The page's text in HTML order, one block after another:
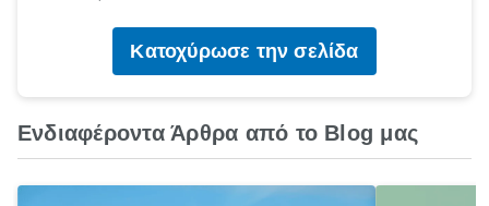
Κατοχύρωσε την σελίδα
Ενδιαφέροντα Άρθρα από το Blog μας